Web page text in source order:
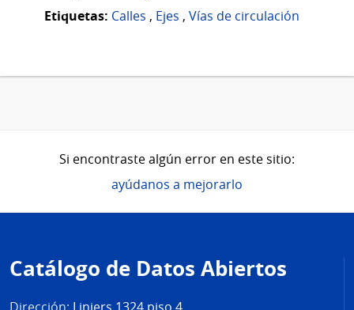
Etiquetas: Calles , Ejes , Vías de circulación
Si encontraste algún error en este sitio:
ayúdanos a mejorarlo
de
página
Catálogo de Datos Abiertos
Dirección: Liniers 1324 piso 4